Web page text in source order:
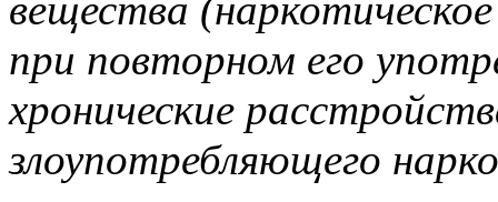
вещества
при повторном его
хронические
злоупотребляющего